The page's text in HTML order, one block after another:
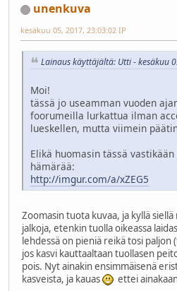
unenkuva
kesäkuu 05, 2017, 23:03:02 IP
Lainaus käyttäjältä: Utti - kesäkuu
Moi!
tässä jo useamman vuoden
foorumeilla lurkattua ilman
lueskellen, mutta viimein
Elikä huomasin tässä
hämärää:
http://imgur.com/a/xZEG5
Zoomasin tuota kuvaa, ja kyllä
jalkoja, etenkin tuolla oikeassa
lehdessä on pieniä reikä tosi
jos kasvi kauttaaltaan tuollasen
pois. Nyt ainakin ensimmäisenä
kasveista, ja kauas
ettei